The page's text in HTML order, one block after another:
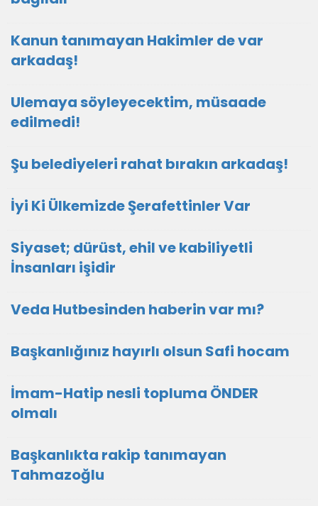
Kanun tanımayan Hakimler de var
arkadaş!
Ulemaya söyleyecektim, müsaade
edilmedi!
Şu belediyeleri rahat bırakın arkadaş!
İyi Ki Ülkemizde Şerafettinler Var
Siyaset; dürüst, ehil ve kabiliyetli
İnsanları işidir
Veda Hutbesinden haberin var mı?
Başkanlığınız hayırlı olsun Safi hocam
İmam-Hatip nesli topluma ÖNDER
olmalı
Başkanlıkta rakip tanımayan
Tahmazoğlu